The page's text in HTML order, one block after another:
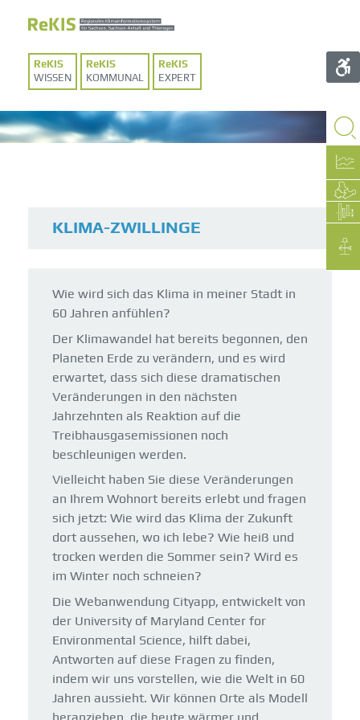
WISSEN KOMMUNAL EXPERT
KLIMA-ZWILLINGE
Wie wird sich das Klima in meiner Stadt in
60 Jahren anfühlen?
Der Klimawandel hat bereits begonnen, den
Planeten Erde zu verändern, und es wird
erwartet, dass sich diese dramatischen
Veränderungen in den nächsten
Jahrzehnten als Reaktion auf die
Treibhausgasemissionen noch
beschleunigen werden.
Vielleicht haben Sie diese Veränderungen
an Ihrem Wohnort bereits erlebt und fragen
sich jetzt: Wie wird das Klima der Zukunft
dort aussehen, wo ich lebe? Wie heiß und
trocken werden die Sommer sein? Wird es
im Winter noch schneien?
Die Webanwendung Cityapp, entwickelt von
der University of Maryland Center for
Environmental Science, hilft dabei,
Antworten auf diese Fragen zu finden,
indem wir uns vorstellen, wie die Welt in 60
Jahren aussieht. Wir können Orte als Modell
heranziehen, die heute wärmer und